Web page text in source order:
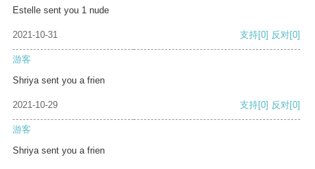
Estelle sent you 1 nude
2021-10-31 支持[0] 反对[0]
游客
Shriya sent you a frien
2021-10-29 支持[0] 反对[0]
游客
Shriya sent you a frien